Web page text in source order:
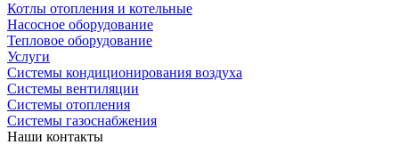
Котлы отопления и котельные
Насосное оборудование
Тепловое оборудование
Услуги
Системы кондиционирования воздуха
Системы вентиляции
Системы отопления
Системы газоснабжения
Наши контакты